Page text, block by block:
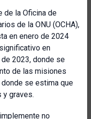
de la Oficina de
de la ONU (OCHA),
en enero de 2024
en
2023, donde se
de las misiones
se estima que
y graves.
no